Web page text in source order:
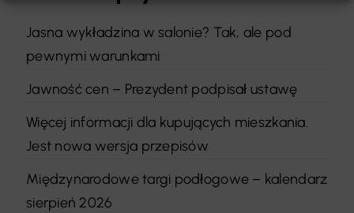
Jasna wykładzina w salonie? Tak, ale pod
pewnymi warunkami
Jawność cen – Prezydent podpisał ustawę
Więcej informacji dla kupujących mieszkania.
Jest nowa wersja przepisów
Międzynarodowe targi podłogowe – kalendarz
sierpień 2026